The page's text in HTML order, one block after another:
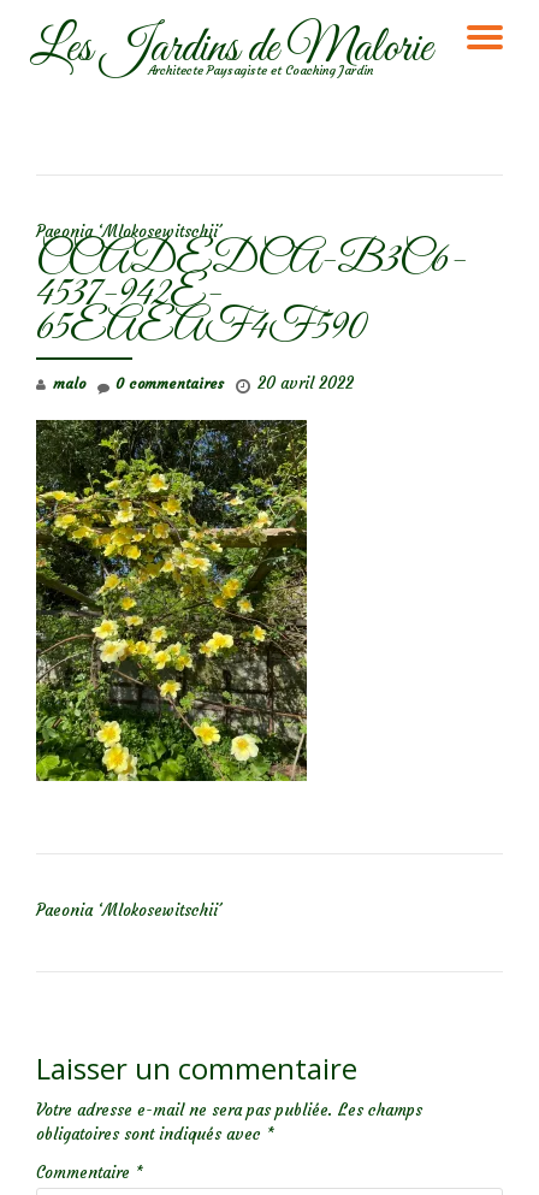
AllerLes Jardins de Malorie
Architecte Paysagiste et Coaching Jardin
Paeonia ‘Mlokosewitschii´
CCADEDCA-B3C6-
4537-942E-
65EAEAF4F590
malo 20 avril 2022
0 commentaires
Paeonia ‘Mlokosewitschii´
Laisser un commentaire
Votre adresse e-mail ne sera pas publiée. Les champs
obligatoires sont indiqués avec *
Commentaire *